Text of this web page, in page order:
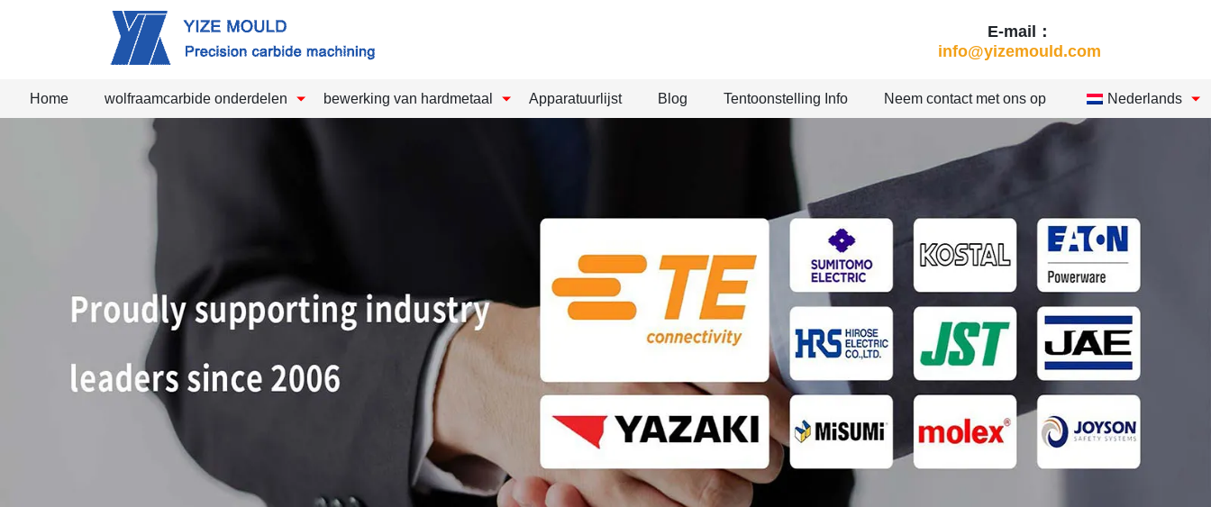
E-mail：
info@yizemould.com
Home wolfraamcarbide onderdelen bewerking van hardmetaal Apparatuurlijst Blog Tentoonstelling Info Neem contact met ons op Nederlands